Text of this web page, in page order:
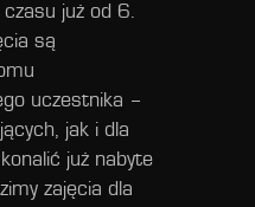
już od 6.
są
uczestnika –
jak i dla
już nabyte
zajęcia dla